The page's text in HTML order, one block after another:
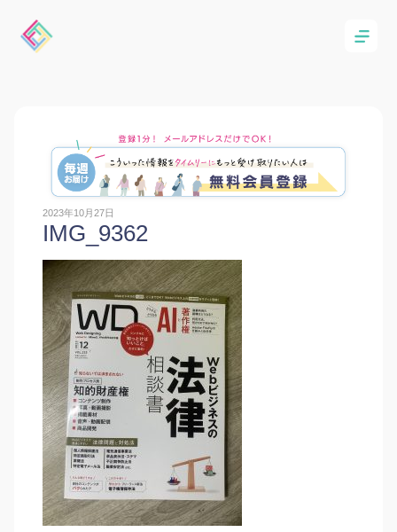
2023年10月27日
IMG_9362